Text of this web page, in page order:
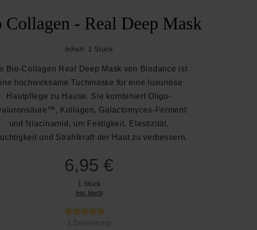
Collagen - Real Deep Mask
Inhalt: 1 Stück
Bio-Collagen Real Deep Mask von Biodance ist
hochwirksame Tuchmaske für eine luxuriöse
Hautpflege zu Hause. Sie kombiniert Oligo-
Kollagen, Galactomyces-Ferment
und Niacinamid, um Festigkeit, Elastizität,
und Strahlkraft der Haut zu verbessern.
6,95 €
1 Stück
Inkl. MwSt
von 5 von 5 Sternen
1 Bewertung